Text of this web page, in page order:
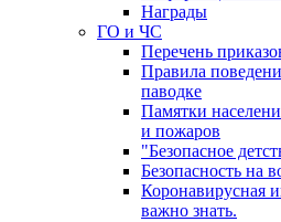
Награды
ГО и ЧС
Перечень
Правила
паводке
Памятки
и пожаров
"Безопасное
Безопасность на
Коронавирусная
важно знать.